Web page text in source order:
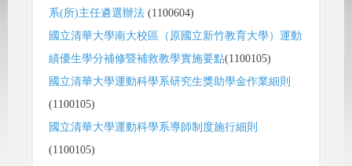
系(所)主任遴選辦法 (1100604)
國立清華大學南大校區（原國立新竹教育大學）運動
績優生學分補修暨補救教學實施要點(1100105)
國立清華大學運動科學系研究生獎助學金作業細則
(1100105)
國立清華大學運動科學系導師制度施行細則
(1100105)